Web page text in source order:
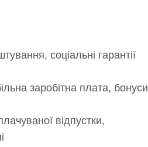
соціальні гарантії
заробітна плата, бонуси
відпустки,